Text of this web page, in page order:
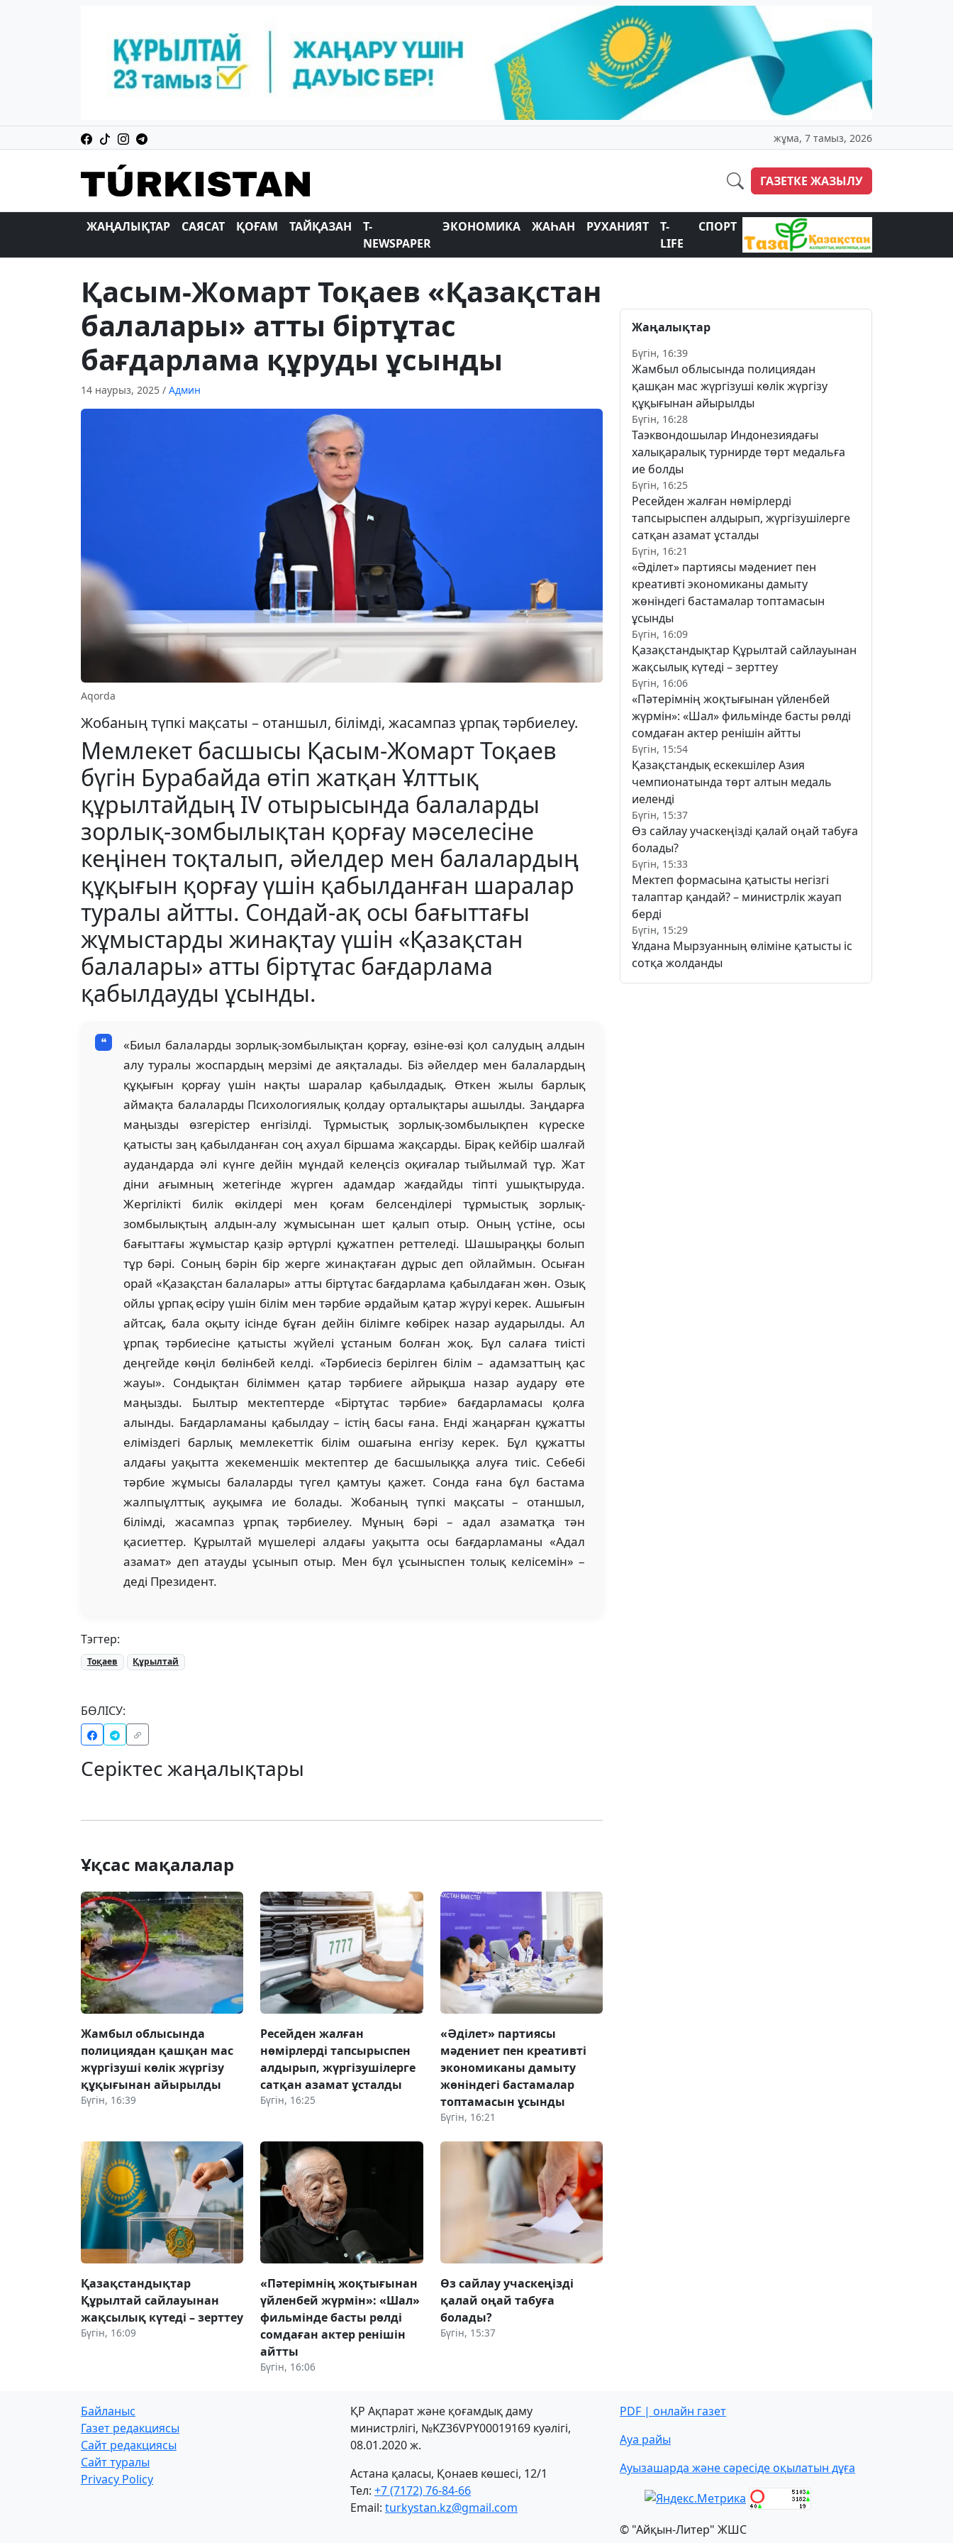
жұма, 7 тамыз, 2026
ГАЗЕТКЕ ЖАЗЫЛУ
ЖАҢАЛЫҚТАР САЯСАТ ҚОҒАМ ТАЙҚАЗАН
T-
NEWSPAPER
ЭКОНОМИКА ЖАҺАН РУХАНИЯТ
T-
LIFE
СПОРТ
Қасым-Жомарт Тоқаев «Қазақстан
балалары» атты біртұтас
бағдарлама құруды ұсынды
14 наурыз, 2025 / Админ
Aqorda
Жобаның түпкі мақсаты – отаншыл, білімді, жасампаз ұрпақ тәрбиелеу.
Мемлекет басшысы Қасым-Жомарт Тоқаев
бүгін Бурабайда өтіп жатқан Ұлттық
құрылтайдың IV отырысында балаларды
зорлық-зомбылықтан қорғау мәселесіне
кеңінен тоқталып, әйелдер мен балалардың
құқығын қорғау үшін қабылданған шаралар
туралы айтты. Сондай-ақ осы бағыттағы
жұмыстарды жинақтау үшін «Қазақстан
балалары» атты біртұтас бағдарлама
қабылдауды ұсынды.
«Биыл балаларды зорлық-зомбылықтан қорғау, өзіне-өзі қол салудың алдын
алу туралы жоспардың мерзімі де аяқталады. Біз әйелдер мен балалардың
құқығын қорғау үшін нақты шаралар қабылдадық. Өткен жылы барлық
аймақта балаларды Психологиялық қолдау орталықтары ашылды. Заңдарға
маңызды өзгерістер енгізілді. Тұрмыстық зорлық-зомбылықпен күреске
қатысты заң қабылданған соң ахуал біршама жақсарды. Бірақ кейбір шалғай
аудандарда әлі күнге дейін мұндай келеңсіз оқиғалар тыйылмай тұр. Жат
діни ағымның жетегінде жүрген адамдар жағдайды тіпті ушықтыруда.
Жергілікті билік өкілдері мен қоғам белсенділері тұрмыстық зорлық-
зомбылықтың алдын-алу жұмысынан шет қалып отыр. Оның үстіне, осы
бағыттағы жұмыстар қазір әртүрлі құжатпен реттеледі. Шашыраңқы болып
тұр бәрі. Соның бәрін бір жерге жинақтаған дұрыс деп ойлаймын. Осыған
орай «Қазақстан балалары» атты біртұтас бағдарлама қабылдаған жөн. Озық
ойлы ұрпақ өсіру үшін білім мен тәрбие әрдайым қатар жүруі керек. Ашығын
айтсақ, бала оқыту ісінде бұған дейін білімге көбірек назар аударылды. Ал
ұрпақ тәрбиесіне қатысты жүйелі ұстаным болған жоқ. Бұл салаға тиісті
деңгейде көңіл бөлінбей келді. «Тәрбиесіз берілген білім – адамзаттың қас
жауы». Сондықтан біліммен қатар тәрбиеге айрықша назар аудару өте
маңызды. Былтыр мектептерде «Біртұтас тәрбие» бағдарламасы қолға
алынды. Бағдарламаны қабылдау – істің басы ғана. Енді жаңарған құжатты
еліміздегі барлық мемлекеттік білім ошағына енгізу керек. Бұл құжатты
алдағы уақытта жекеменшік мектептер де басшылыққа алуға тиіс. Себебі
тәрбие жұмысы балаларды түгел қамтуы қажет. Сонда ғана бұл бастама
жалпыұлттық ауқымға ие болады. Жобаның түпкі мақсаты – отаншыл,
білімді, жасампаз ұрпақ тәрбиелеу. Мұның бәрі – адал азаматқа тән
қасиеттер. Құрылтай мүшелері алдағы уақытта осы бағдарламаны «Адал
азамат» деп атауды ұсынып отыр. Мен бұл ұсыныспен толық келісемін» –
деді Президент.
Тэгтер:
Тоқаев Құрылтай
БӨЛІСУ:
Серіктес жаңалықтары
Ұқсас мақалалар
Жамбыл облысында
полициядан қашқан мас
жүргізуші көлік жүргізу
құқығынан айырылды
Бүгін, 16:39
Ресейден жалған
нөмірлерді тапсырыспен
алдырып, жүргізушілерге
сатқан азамат ұсталды
Бүгін, 16:25
«Әділет» партиясы
мәдениет пен креативті
экономиканы дамыту
жөніндегі бастамалар
топтамасын ұсынды
Бүгін, 16:21
Қазақстандықтар
Құрылтай сайлауынан
жақсылық күтеді – зерттеу
Бүгін, 16:09
«Пәтерімнің жоқтығынан
үйленбей жүрмін»: «Шал»
фильмінде басты рөлді
сомдаған актер ренішін
айтты
Бүгін, 16:06
Өз сайлау учаскеңізді
қалай оңай табуға
болады?
Бүгін, 15:37
Жаңалықтар
Бүгін, 16:39
Жамбыл облысында полициядан
қашқан мас жүргізуші көлік жүргізу
құқығынан айырылды
Бүгін, 16:28
Таэквондошылар Индонезиядағы
халықаралық турнирде төрт медальға
ие болды
Бүгін, 16:25
Ресейден жалған нөмірлерді
тапсырыспен алдырып, жүргізушілерге
сатқан азамат ұсталды
Бүгін, 16:21
«Әділет» партиясы мәдениет пен
креативті экономиканы дамыту
жөніндегі бастамалар топтамасын
ұсынды
Бүгін, 16:09
Қазақстандықтар Құрылтай сайлауынан
жақсылық күтеді – зерттеу
Бүгін, 16:06
«Пәтерімнің жоқтығынан үйленбей
жүрмін»: «Шал» фильмінде басты рөлді
сомдаған актер ренішін айтты
Бүгін, 15:54
Қазақстандық ескекшілер Азия
чемпионатында төрт алтын медаль
иеленді
Бүгін, 15:37
Өз сайлау учаскеңізді қалай оңай табуға
болады?
Бүгін, 15:33
Мектеп формасына қатысты негізгі
талаптар қандай? – министрлік жауап
берді
Бүгін, 15:29
Ұлдана Мырзуанның өліміне қатысты іс
сотқа жолданды
Байланыс
Газет редакциясы
Сайт редакциясы
Сайт туралы
Privacy Policy
ҚР Ақпарат және қоғамдық даму
министрлігі, №KZ36VPY00019169 куәлігі,
08.01.2020 ж.
Астана қаласы, Қонаев көшесі, 12/1
Тел: +7 (7172) 76-84-66
Email: turkystan.kz@gmail.com
PDF | онлайн газет
Ауа райы
Ауызашарда және сәресіде оқылатын дұға
© "Айқын-Литер" ЖШС